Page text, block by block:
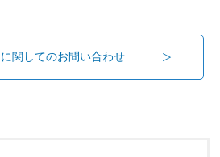
関してのお問い合わせ